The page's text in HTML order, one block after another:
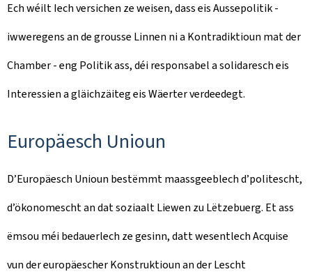
Ech wéilt Iech versichen ze weisen, dass eis Aussepolitik -
iwweregens an de grousse Linnen ni a Kontradiktioun mat der
Chamber - eng Politik ass, déi responsabel a solidaresch eis
Interessien a gläichzäiteg eis Wäerter verdeedegt.
Europäesch Unioun
D’Europäesch Unioun bestëmmt maassgeeblech d’politescht,
d’ökonomescht an dat soziaalt Liewen zu Lëtzebuerg. Et ass
ëmsou méi bedauerlech ze gesinn, datt wesentlech Acquise
vun der europäescher Konstruktioun an der Lescht